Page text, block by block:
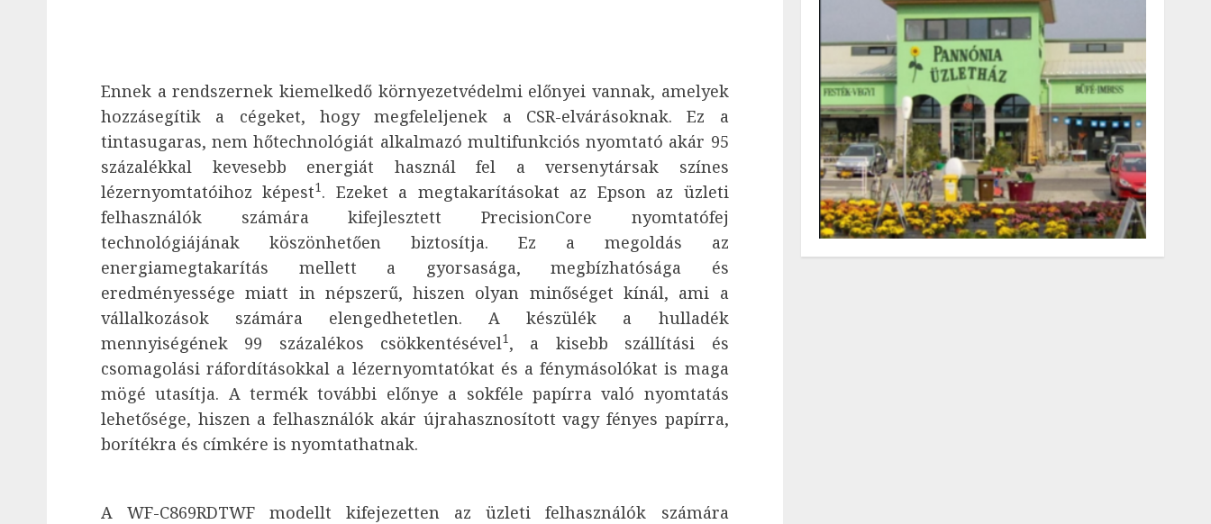
Ennek a rendszernek kiemelkedő környezetvédelmi előnyei vannak, amelyek
hozzásegítik a cégeket, hogy megfeleljenek a CSR-elvárásoknak. Ez a
tintasugaras, nem hőtechnológiát alkalmazó multifunkciós nyomtató akár 95
százalékkal kevesebb energiát használ fel a versenytársak színes
lézernyomtatóihoz képest1. Ezeket a megtakarításokat az Epson az üzleti
felhasználók számára kifejlesztett PrecisionCore nyomtatófej
technológiájának köszönhetően biztosítja. Ez a megoldás az
energiamegtakarítás mellett a gyorsasága, megbízhatósága és
eredményessége miatt in népszerű, hiszen olyan minőséget kínál, ami a
vállalkozások számára elengedhetetlen. A készülék a hulladék
mennyiségének 99 százalékos csökkentésével1, a kisebb szállítási és
csomagolási ráfordításokkal a lézernyomtatókat és a fénymásolókat is maga
mögé utasítja. A termék további előnye a sokféle papírra való nyomtatás
lehetősége, hiszen a felhasználók akár újrahasznosított vagy fényes papírra,
borítékra és címkére is nyomtathatnak.
A WF-C869RDTWF modellt kifejezetten az üzleti felhasználók számára